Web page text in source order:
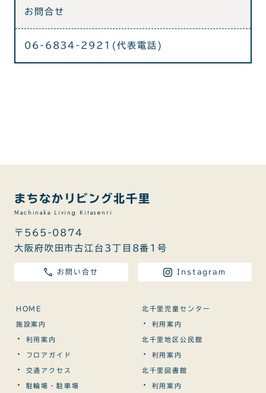
お問合せ
06-6834-2921(代表電話)
まちなかリビング北千里
Machinaka Living Kitasenri
〒565-0874
大阪府吹田市古江台3丁目8番1号
お問い合せ Instagram
HOME
施設案内
・ 利用案内
・ フロアガイド
・ 交通アクセス
・ 駐輪場・駐車場
北千里児童センター
・ 利用案内
北千里地区公民館
・ 利用案内
北千里図書館
・ 利用案内